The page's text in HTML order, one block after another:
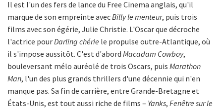
Il est l'un des fers de lance du Free Cinema anglais, qu'il
marque de son empreinte avecBilly le menteur, puis trois
films avec son égérie, Julie Christie. L'Oscar que décroche
l'actrice pourDarling chérie le propulse outre-Atlantique, où
il s'impose aussitôt. C'est d'abord Macadam Cowboy,
bouleversant mélo auréolé de trois Oscars, puis Marathon
Man, l'un des plus grands thrillers d'une décennie qui n'en
manque pas. Sa fin de carrière, entre Grande-Bretagne et
États-Unis, est tout aussi riche de films – Yanks, Fenêtre sur le